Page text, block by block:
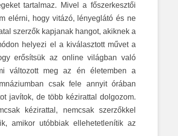
tartalmaz. Mivel a főszerkesztői
elérni, hogy vitázó, lényeglátó és ne
szerzők kapjanak hangot, akiknek a
helyezi el a kiválasztott művet a
erősítsük az online világban való
változott meg az én életemben a
csak fele annyit órában
javítok, de több kézirattal dolgozom.
kézirattal, nemcsak szerzőkkel
amikor utóbbiak ellehetetlenítik az